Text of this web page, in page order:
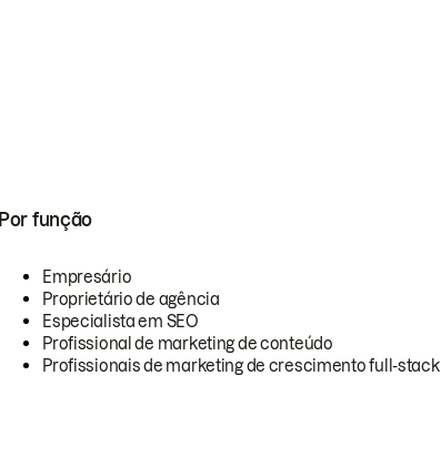
Por função
Empresário
Proprietário de agência
Especialista em SEO
Profissional de marketing de conteúdo
Profissionais de marketing de crescimento full-stack